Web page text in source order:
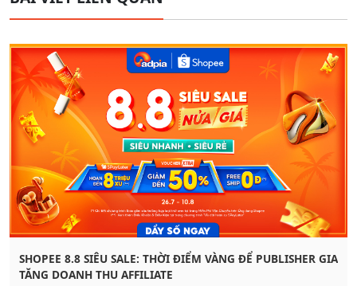
SHOPEE 8.8 SIÊU SALE: THỜI ĐIỂM VÀNG ĐỂ PUBLISHER GIA
TĂNG DOANH THU AFFILIATE